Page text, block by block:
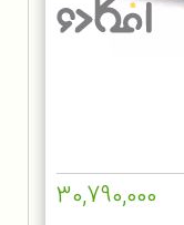
30,790,000